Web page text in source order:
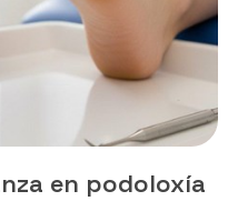
en podoloxía